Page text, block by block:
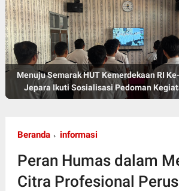
Semangat Merah Putih dari Balik Rutan,
Kelas IIB Jepara Ramaikan Lomba
Kemerdekaan RI Ke-81
Menuju Semarak HUT Kemerdekaan RI
Jepara Ikuti Sosialisasi Pedoman
Beranda informasi
Peran Humas dalam
Citra Profesional